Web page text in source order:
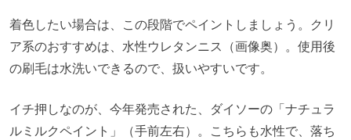
着色したい場合は、この段階でペイントしましょう。クリ
ア系のおすすめは、水性ウレタンニス（画像奥）。使用後
の刷毛は水洗いできるので、扱いやすいです。
イチ押しなのが、今年発売された、ダイソーの「ナチュラ
ルミルクペイント」（手前左右）。こちらも水性で、落ち